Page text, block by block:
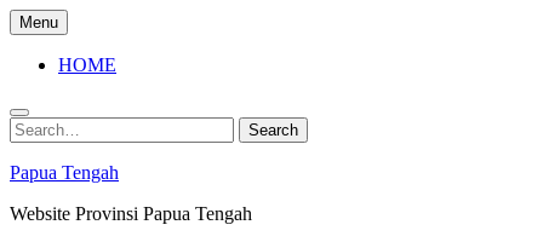
Skip
to
content
Menu
HOME
Search
for:
Search
Papua Tengah
Website Provinsi Papua Tengah